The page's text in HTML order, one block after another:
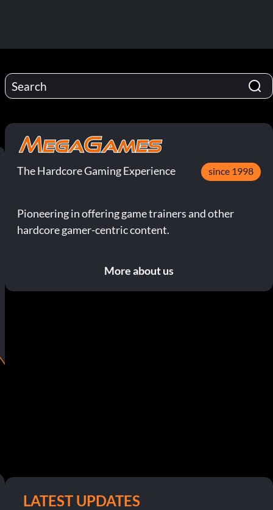
The Hardcore Gaming Experience since 1998
Pioneering in offering game trainers and other
hardcore gamer-centric content.
More about us
LATEST UPDATES